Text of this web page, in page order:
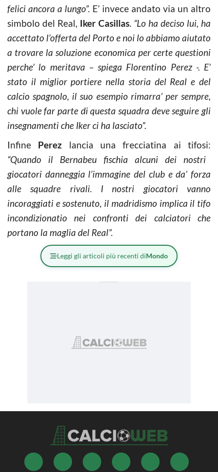
felici ancora a lungo”. E’ invece andato via un altro
simbolo del Real, Iker Casillas. “Lo ha deciso lui, ha
accettato l’offerta del Porto e noi lo abbiamo aiutato
a trovare la soluzione economica per certe questioni
perche’ lo meritava – spiega Florentino Perez -. E’
stato il miglior portiere nella storia del Real e del
calcio spagnolo, il suo esempio rimarra’ per sempre,
chi vuole far parte di questa squadra deve seguire gli
insegnamenti che Iker ci ha lasciato”.
Infine Perez lancia una frecciatina ai tifosi:
“Quando il Bernabeu fischia alcuni dei nostri
giocatori danneggia l’immagine del club e da’ forza
alle squadre rivali. I nostri giocatori vanno
incoraggiati e sostenuto, il madridismo implica il tifo
incondizionatio nei confronti dei calciatori che
portano la maglia del Real”.
Leggi gli articoli più recenti diMondo